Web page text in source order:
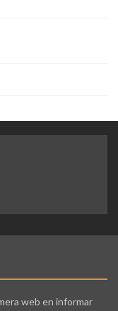
web en informar